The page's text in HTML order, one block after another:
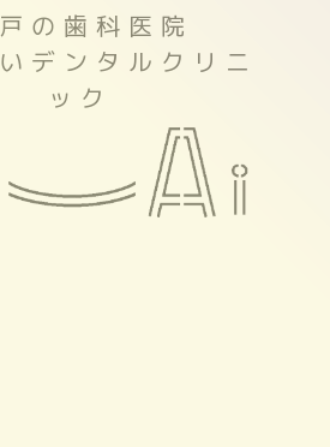
の歯科医院
デンタルクリニ
ック